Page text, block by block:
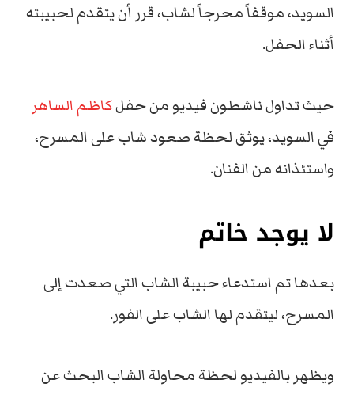
السويد، موقفاً محرجاً لشاب، قرر أن يتقدم لحبيبته
أثناء الحفل.
حيث تداول ناشطون فيديو من حفلكاظم الساهر
في السويد، يوثق لحظة صعود شاب على المسرح،
واستئذانه من الفنان.
لا يوجد خاتم
بعدها تم استدعاء حبيبة الشاب التي صعدت إلى
المسرح، ليتقدم لها الشاب على الفور.
ويظهر بالفيديو لحظة محاولة الشاب البحث عن